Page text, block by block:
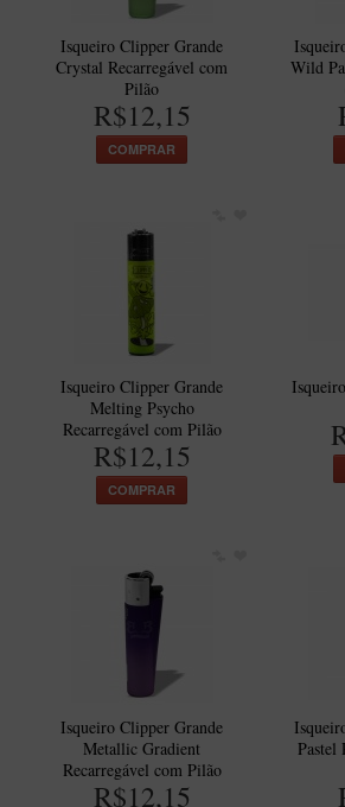
Giovanni
Luiggi
Montana
New Rose Polido
Premium
Sextavado
Zuccardi
BB Liso e Rústico
Barolo
CACHIMBOS ARTESANAIS DE
Isqueiro Clipper Grande
Crystal Recarregável com
Pilão
R$12,15
COMPRAR
Wild
Isqueiro Clipper Grande
Melting Psycho
Recarregável com Pilão
R$12,15
COMPRAR
Isqueiro Clipper Grande
Metallic Gradient
Recarregável com Pilão
R$12,15
Pastel